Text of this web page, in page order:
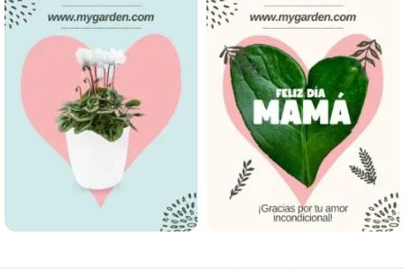
Además de esto cuenta con
hojas que son compuestas y
también con hermosas y
grandes flores que se
presentan dobles y con
variedad de colores. La
floración de la dalia se da
comenzando el verano y puede
ir hasta terminar el otoño.